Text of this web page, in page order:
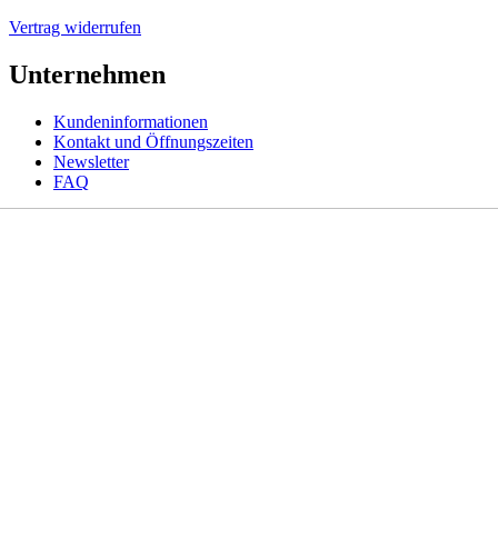
Vertrag widerrufen
Unternehmen
Kundeninformationen
Kontakt und Öffnungszeiten
Newsletter
FAQ